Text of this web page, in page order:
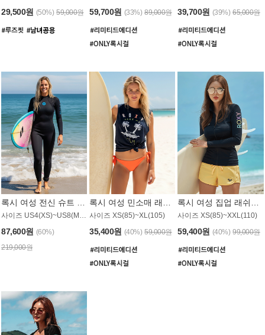
29,500원 (50%) 59,000원 59,700원 (33%) 89,000원 39,700원 (39%) 65,000원
87,600원 (60%)
219,000원
사이즈 XS(85)~XL(105)
35,400원 (40%) 59,000원
사이즈 XS(85)~XXL(110)
59,400원 (40%) 99,000원